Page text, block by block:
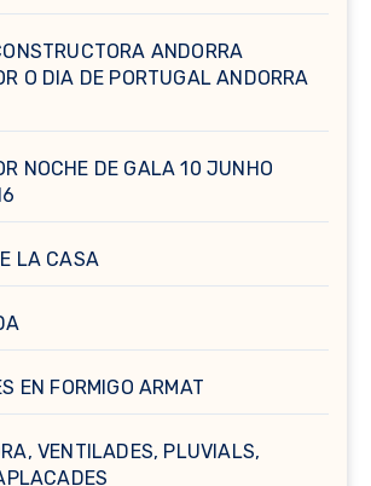
ANDORRA
O DIA DE PORTUGAL ANDORRA
NOCHE DE GALA 10 JUNHO
LA CASA
EN FORMIGO ARMAT
VENTILADES, PLUVIALS,